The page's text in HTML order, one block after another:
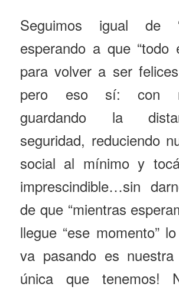
Seguimos igual de
esperando a que “todo
para volver a ser
pero eso sí: con
guardando la
seguridad, reduciendo
social al mínimo y
imprescindible…sin
de que “mientras
llegue “ese momento”
va pasando es
única que tenemos!